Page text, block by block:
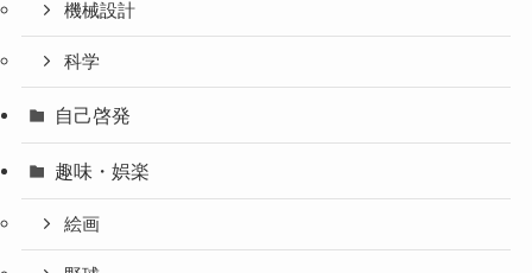
機械設計
科学
自己啓発
趣味・娯楽
絵画